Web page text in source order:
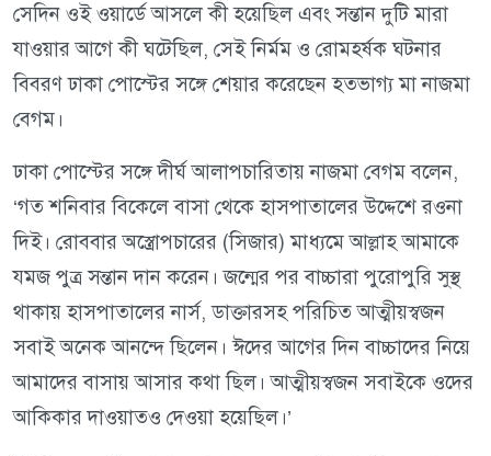
সেদিন ওই ওয়ার্ডে আসলে কী হয়েছিল এবং সন্তান দুটি মারা
যাওয়ার আগে কী ঘটেছিল, সেই নির্মম ও রোমহর্ষক ঘটনার
বিবরণ ঢাকা পোস্টের সঙ্গে শেয়ার করেছেন হতভাগ্য মা নাজমা
বেগম।
ঢাকা পোস্টের সঙ্গে দীর্ঘ আলাপচারিতায় নাজমা বেগম বলেন,
‘গত শনিবার বিকেলে বাসা থেকে হাসপাতালের উদ্দেশে রওনা
দিই। রোববার অস্ত্রোপচারের (সিজার) মাধ্যমে আল্লাহ আমাকে
যমজ পুত্র সন্তান দান করেন। জন্মের পর বাচ্চারা পুরোপুরি সুস্থ
থাকায় হাসপাতালের নার্স, ডাক্তারসহ পরিচিত আত্মীয়স্বজন
সবাই অনেক আনন্দে ছিলেন। ঈদের আগের দিন বাচ্চাদের নিয়ে
আমাদের বাসায় আসার কথা ছিল। আত্মীয়স্বজন সবাইকে ওদের
আকিকার দাওয়াতও দেওয়া হয়েছিল।’